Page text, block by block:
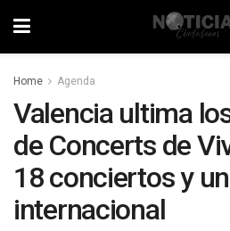
Home Agenda
Valencia ultima
de Concerts de
18 conciertos y
internacional